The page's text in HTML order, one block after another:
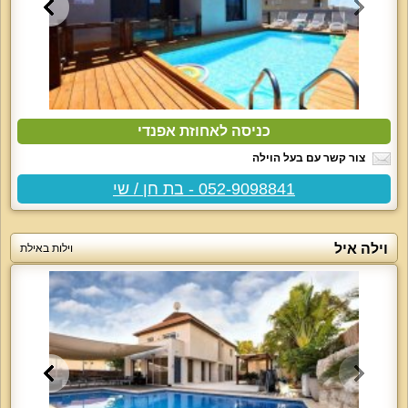
כניסה לאחוזת אפנדי
צור קשר עם בעל הוילה
052-9098841 - בת חן / שי
וילה איל וילות באילת